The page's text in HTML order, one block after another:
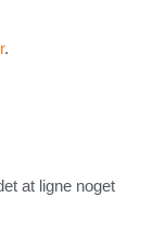
.
at ligne noget